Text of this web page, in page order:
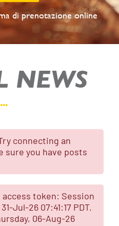
di prenotazione online
NEWS
connecting an
sure you have posts
token: Session
Jul-26 07:41:17 PDT.
06-Aug-26